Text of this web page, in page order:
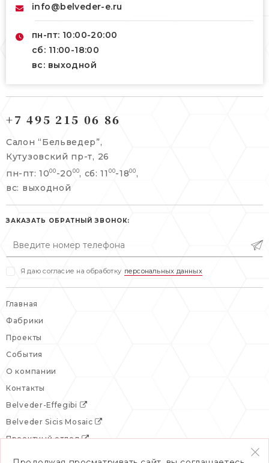
info@belveder-e.ru
пн-пт: 10:00-20:00
сб: 11:00-18:00
вс: выходной
info@belveder-e.ru
пн-пт: 10:00-20:00
сб, вс: выходной
Берсеневский переулок, 3/10с7
+7 495 477 45 43
info@belveder-e.ru
пн-пт: 10:00-19:00
сб: выходной
+7 495 215 06 86
Салон “Бельведер”,
Кутузовский пр-т, 26
пн-пт: 1000 -20 00, сб: 11 00-1800 ,
вс: выходной
ЗАКАЗАТЬ ОБРАТНЫЙ ЗВОНОК:
Я даю согласие на обработку персональных данных
Главная
Фабрики
Проекты
События
О компании
Контакты
Belveder-Effegibi
Belveder Sicis Mosaic
Проектный отдел